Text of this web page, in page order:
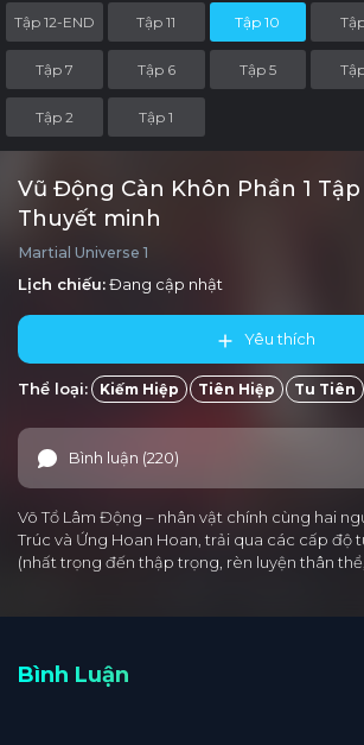
Tập 12-END Tập 11 Tập 10
Tập 7 Tập 6 Tập 5
Tập 2 Tập 1
Vũ Động Càn Khôn Phần 1
Thuyết minh
Martial Universe 1
Lịch chiếu:Đang cập nhật
Yêu thích
Thể loại: Kiếm Hiệp Tiên Hiệp Tu Tiên
Bình luận (220)
Võ Tổ Lâm Động – nhân vật chính cùng hai
Trúc và Ứng Hoan Hoan, trải qua các cấp độ
(nhất trọng đến thập trọng, rèn luyện thân
Bình Luận